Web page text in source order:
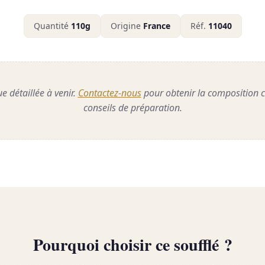
Quantité 110g Origine France Réf. 11040
détaillée à venir. Contactez-nouspour obtenir la composition
conseils de préparation.
Pourquoi choisir ce soufflé ?